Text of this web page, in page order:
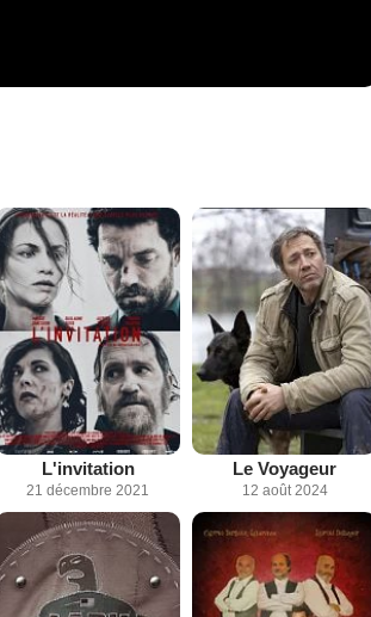
L'invitation
21 décembre 2021
Le Voyageur
12 août 2024